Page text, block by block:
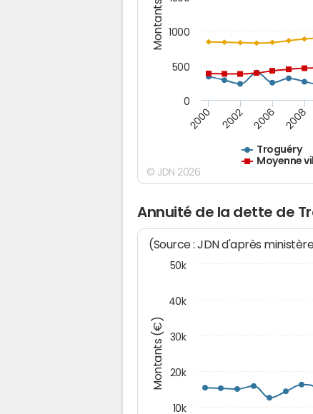
Troguéry
Moyenne
2000 2002 2006 2008
0
500
1000
© JDN 2026
Annuité de la dette de
Montants (€)
(Source : JDN d'après
10k
20k
30k
40k
50k